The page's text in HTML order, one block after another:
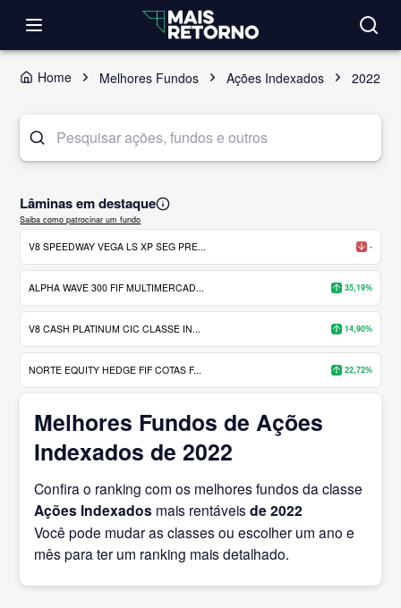
Home Melhores Fundos Ações Indexados 2022
Lâminas em destaque
Saiba como patrocinar um fundo
V8 SPEEDWAY VEGA LS XP SEG PRE... -
ALPHA WAVE 300 FIF MULTIMERCAD... 35,19%
V8 CASH PLATINUM CIC CLASSE IN... 14,90%
NORTE EQUITY HEDGE FIF COTAS F... 22,72%
Melhores Fundos de Ações
Indexados de 2022
Confira o ranking com os melhores fundos da classe
Ações Indexados mais rentáveisde 2022
Você pode mudar as classes ou escolher um ano e
mês para ter um ranking mais detalhado.